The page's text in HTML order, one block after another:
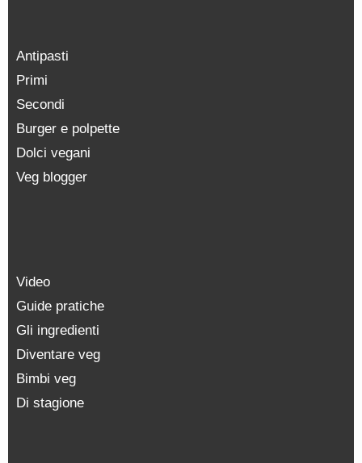
Antipasti
Primi
Secondi
Burger e polpette
Dolci vegani
Veg blogger
Video
Guide pratiche
Gli ingredienti
Diventare veg
Bimbi veg
Di stagione